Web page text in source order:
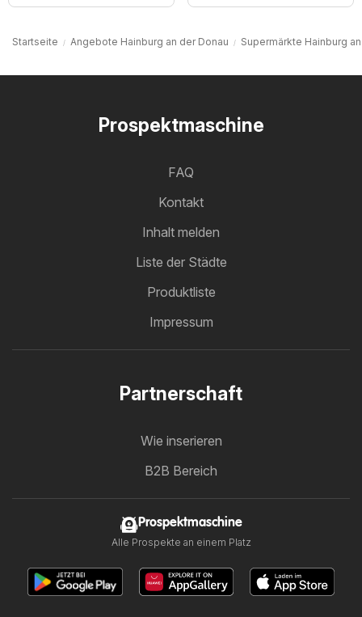
Startseite Angebote Hainburg an der Donau Supermärkte Hainburg
Prospektmaschine
FAQ
Kontakt
Inhalt melden
Liste der Städte
Produktliste
Impressum
Partnerschaft
Wie inserieren
B2B Bereich
Prospektmaschine
Alle Prospekte an einem Platz